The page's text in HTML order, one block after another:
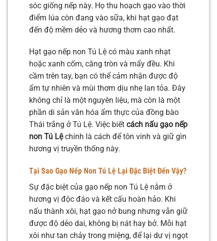
sóc giống nếp này. Họ thu hoạch gạo vào thời
điểm lúa còn đang vào sữa, khi hạt gạo đạt
đến độ mềm dẻo và hương thơm cao nhất.
Hạt gạo nếp non Tú Lệ có màu xanh nhạt
hoặc xanh cốm, căng tròn và mẩy đều. Khi
cầm trên tay, bạn có thể cảm nhận được độ
ẩm tự nhiên và mùi thơm dịu nhẹ lan tỏa. Đây
không chỉ là một nguyên liệu, mà còn là một
phần di sản văn hóa ẩm thực của đồng bào
Thái trắng ở Tú Lệ. Việc biết cách nấu gạo nếp
non Tú Lệchính là cách để tôn vinh và giữ gìn
hương vị truyền thống này.
Tại Sao Gạo Nếp Non Tú Lệ Lại Đặc Biệt Đến Vậy?
Sự đặc biệt của gạo nếp non Tú Lệ nằm ở
hương vị độc đáo và kết cấu hoàn hảo. Khi
nấu thành xôi, hạt gạo nở bung nhưng vẫn giữ
được độ dẻo dai, không bị nát hay bở. Mỗi hạt
xôi như tan chảy trong miệng, để lại dư vị ngọt